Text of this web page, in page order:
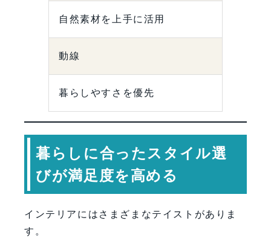
自然素材を上手に活用
動線
暮らしやすさを優先
暮らしに合ったスタイル選
びが満足度を高める
インテリアにはさまざまなテイストがありま
す。